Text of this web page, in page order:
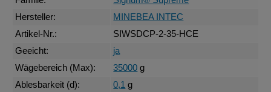
Hersteller:
MINEBEA INTEC
Artikel-Nr.:
SIWSDCP-2-35-HCE
Geeicht:
ja
Wägebereich (Max):
35000 g
Ablesbarkeit (d):
0,1 g